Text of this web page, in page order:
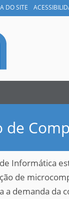
DO SITE
de
Informática
de
a demanda da